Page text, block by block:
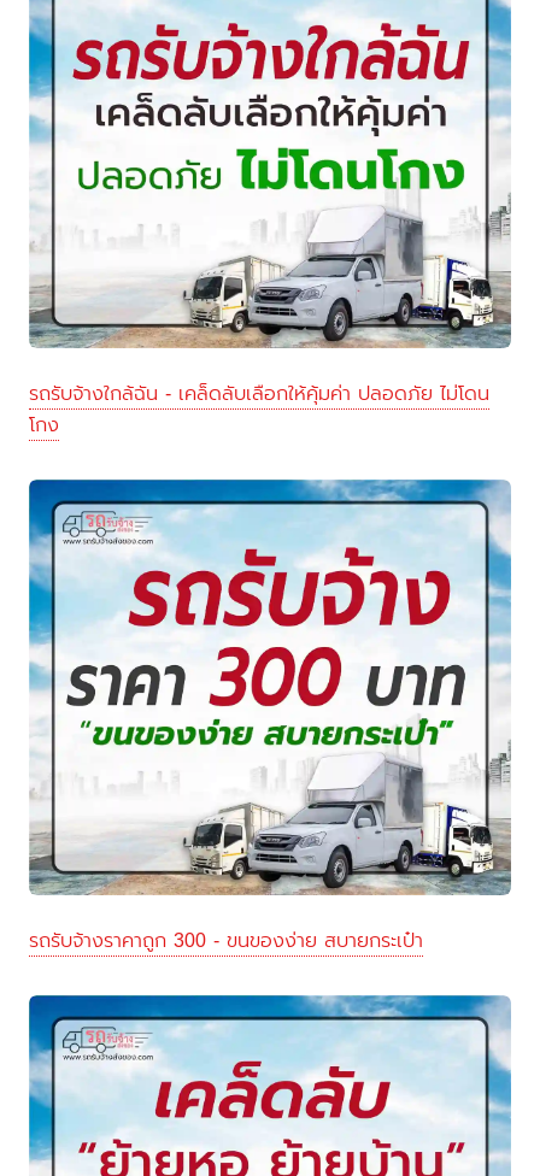
รถรับจ้างใกล้ฉัน - เคล็ดลับเลือกให้คุ้มค่า ปลอดภัย ไม่โดน
โกง
รถรับจ้างราคาถูก 300 - ขนของง่าย สบายกระเป๋า